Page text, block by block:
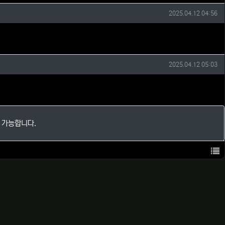
작성일
2025.04.12 04:56
작성일
2025.04.12 05:03
능합니다.